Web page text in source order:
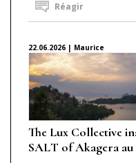
Réagir
22.06.2026 | Maurice
The Lux Collective
SALT of Akagera au